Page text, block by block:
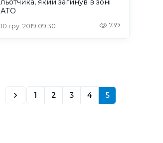
льотчика, який загинув в зоні
АТО
10 гру. 2019 09:30 739
1 2 3 4 5